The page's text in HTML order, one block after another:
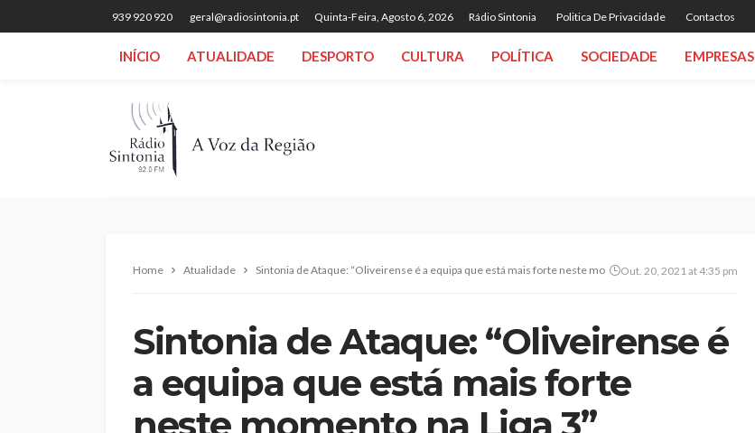
939 920 920 geral@radiosintonia.pt Quinta-Feira, Agosto 6, 2026 Rádio Sintonia Politica De Privacidade Contactos
INÍCIO ATUALIDADE DESPORTO CULTURA POLÍTICA SOCIEDADE EMPRESAS
Home Atualidade Sintonia de Ataque: “Oliveirense é a equipa que está mais forte neste momento na Liga 3”
Out. 20, 2021 at 4:35 pm
Sintonia de Ataque: “Oliveirense é
a equipa que está mais forte